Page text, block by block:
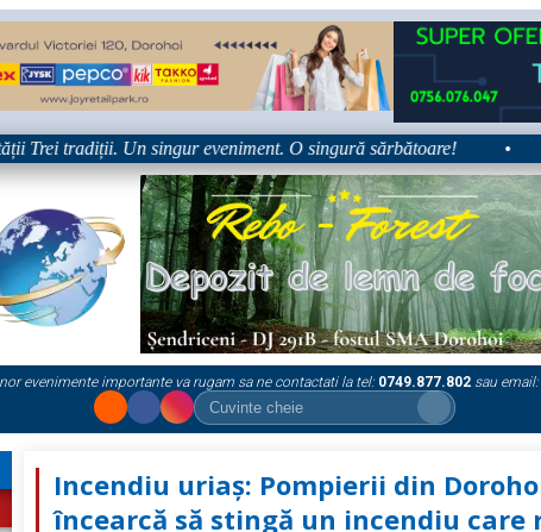
Un singur eveniment. O singură sărbătoare! •
evenimente importante va rugam sa ne contactati la tel: 0749.877.802 sau email:
Incendiu uriaș: Pompierii din
încearcă să stingă un incendiu care